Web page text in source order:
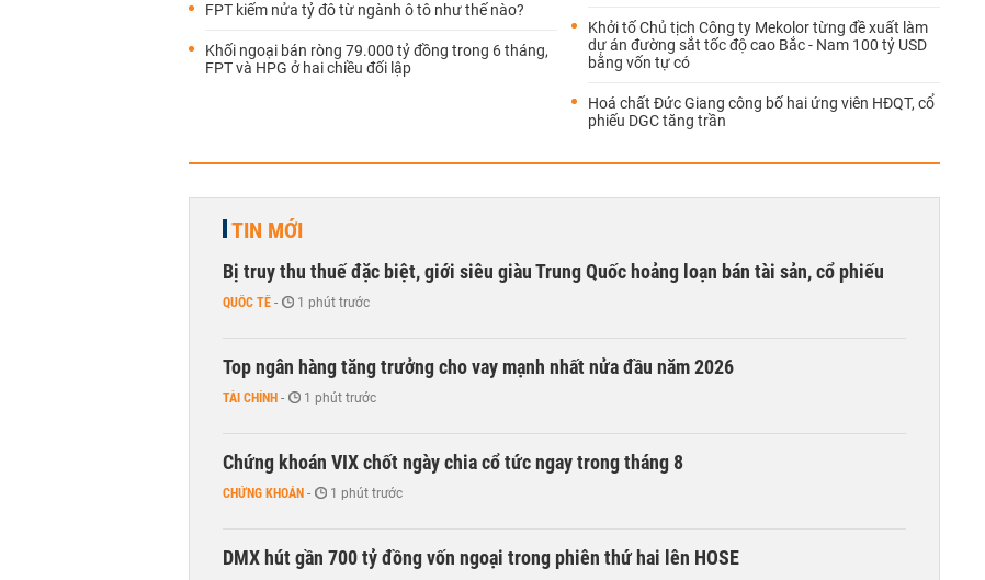
FPT kiếm nửa tỷ đô từ ngành ô tô như thế nào?
Khối ngoại bán ròng 79.000 tỷ đồng trong 6 tháng,
FPT và HPG ở hai chiều đối lập
Khởi tố Chủ tịch Công ty Mekolor từng đề xuất làm
dự án đường sắt tốc độ cao Bắc - Nam 100 tỷ USD
bằng vốn tự có
Hoá chất Đức Giang công bố hai ứng viên HĐQT, cổ
phiếu DGC tăng trần
TIN MỚI
Bị truy thu thuế đặc biệt, giới siêu giàu Trung Quốc hoảng loạn bán tài sản, cổ phiếu
QUỐC TẾ - 1 phút trước
Top ngân hàng tăng trưởng cho vay mạnh nhất nửa đầu năm 2026
TÀI CHÍNH - 1 phút trước
Chứng khoán VIX chốt ngày chia cổ tức ngay trong tháng 8
CHỨNG KHOÁN - 1 phút trước
DMX hút gần 700 tỷ đồng vốn ngoại trong phiên thứ hai lên HOSE